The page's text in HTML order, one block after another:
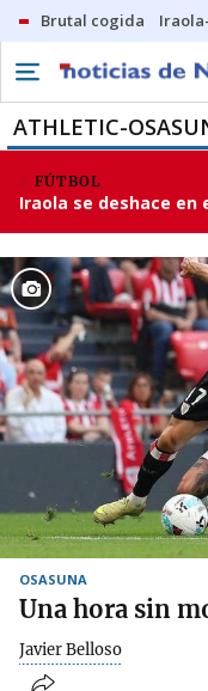
Brutal cogida
ATHLETIC-
FÚTBOL
Iraola se deshace en
OSASUNA
Una hora sin
Javier Belloso